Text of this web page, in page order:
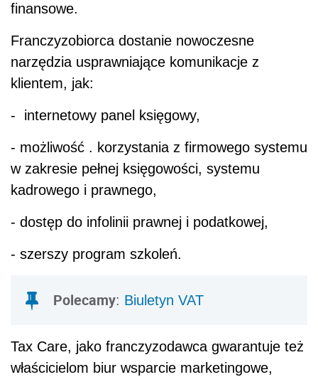
finansowe.
Franczyzobiorca dostanie nowoczesne
narzędzia usprawniające komunikacje z
klientem, jak:
- internetowy panel księgowy,
- możliwość . korzystania z firmowego systemu
w zakresie pełnej księgowości, systemu
kadrowego i prawnego,
- dostęp do infolinii prawnej i podatkowej,
- szerszy program szkoleń.
Polecamy: Biuletyn VAT
Tax Care, jako franczyzodawca gwarantuje też
właścicielom biur wsparcie marketingowe,